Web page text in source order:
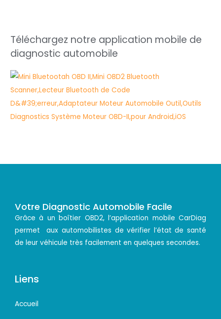
Téléchargez notre application mobile de
diagnostic automobile
Votre Diagnostic Automobile Facile
Grâce à un boîtier OBD2, l’application mobile CarDiag
permet aux automobilistes de vérifier l’état de santé
de leur véhicule très facilement en quelques secondes.
Liens
Accueil